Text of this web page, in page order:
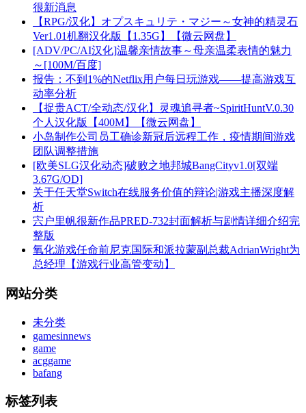
很新消息
【RPG/汉化】オプスキュリテ・マジー～女神的精灵石
Ver1.01机翻汉化版【1.35G】【微云网盘】
[ADV/PC/AI汉化]温馨亲情故事～母亲温柔表情的魅力
～[100M/百度]
报告：不到1%的Netflix用户每日玩游戏——提高游戏互
动率分析
【捉贵ACT/全动态/汉化】灵魂追寻者~SpiritHuntV.0.30
个人汉化版【400M】【微云网盘】
小岛制作公司员工确诊新冠后远程工作，疫情期间游戏
团队调整措施
[欧美SLG汉化动态]破败之地邦城BangCityv1.0[双端
3.67G/OD]
关于任天堂Switch在线服务价值的辩论|游戏主播深度解
析
宍户里帆很新作品PRED-732封面解析与剧情详细介绍完
整版
氧化游戏任命前尼克国际和派拉蒙副总裁AdrianWright为
总经理【游戏行业高管变动】
网站分类
未分类
gamesinnews
game
acggame
bafang
标签列表